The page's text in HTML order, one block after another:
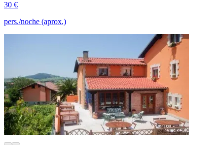
30 €
pers./noche (aprox.)